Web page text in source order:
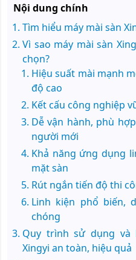
Nội dung chính
Tìm hiểu máy mài sàn
Vì sao máy mài sàn
chọn?
Hiệu suất mài mạnh
độ cao
Kết cấu công nghiệp
Dễ vận hành, phù
người mới
Khả năng ứng dụng
mặt sàn
Rút ngắn tiến độ thi
Linh kiện phổ biến,
chóng
Quy trình sử dụng và
Xingyi an toàn, hiệu quả